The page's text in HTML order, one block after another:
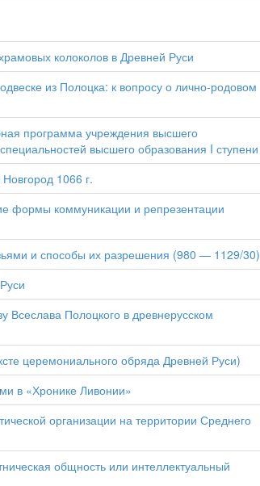
колоколов в Древней Руси
из Полоцка: к вопросу о лично-родовом
программа учреждения высшего
высшего образования I ступени
1066 г.
формы коммуникации и репрезентации
и способы их разрешения (980 — 1129/30)
Всеслава Полоцкого в древнерусском
церемониального обряда Древней Руси)
в «Хронике Ливонии»
организации на территории Среднего
общность или интеллектуальный